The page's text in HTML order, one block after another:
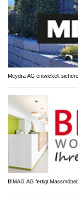
Meydra AG entwickelt
BIMAG AG fertigt